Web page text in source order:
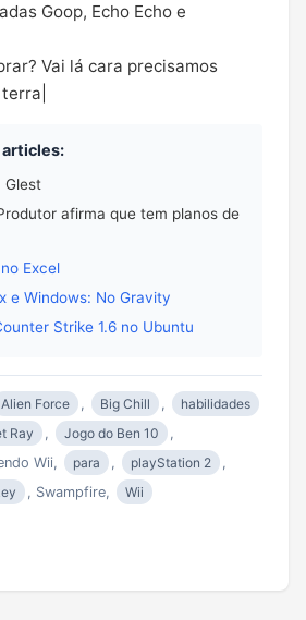
Goop, Echo Echo e
Vai lá cara precisamos
articles:
Glest
afirma que tem planos de
Excel
e Windows: No Gravity
Strike 1.6 no Ubuntu
Alien Force , Big Chill ,
habilidades
Ray , Jogo do Ben 10
,
Wii, para , playStation 2
,
, Swampfire, Wii